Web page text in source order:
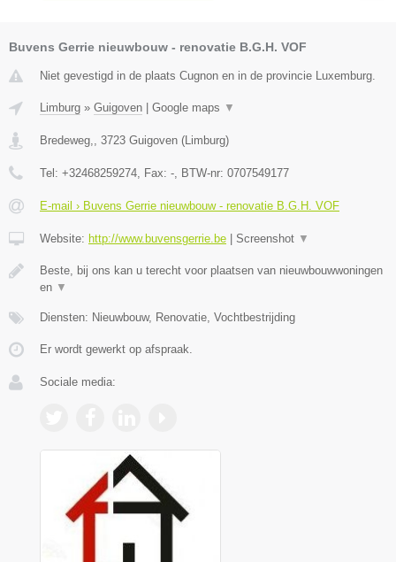
Buvens Gerrie nieuwbouw - renovatie B.G.H. VOF
Niet gevestigd in de plaats Cugnon en in de provincie Luxemburg.
Limburg » Guigoven Google maps ▼
Bredeweg,, 3723 Guigoven (Limburg)
Tel: +32468259274, Fax: -, BTW-nr: 0707549177
E-mail › Buvens Gerrie nieuwbouw - renovatie B.G.H. VOF
Website: http://www.buvensgerrie.be Screenshot ▼
Beste, bij ons kan u terecht voor plaatsen van nieuwbouwwoningen
en ▼
Diensten: Nieuwbouw, Renovatie, Vochtbestrijding
Er wordt gewerkt op afspraak.
Sociale media: